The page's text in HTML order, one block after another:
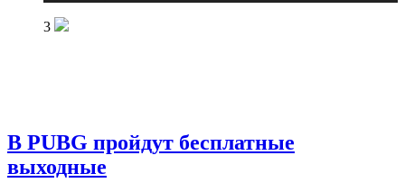
3
В PUBG пройдут бесплатные
выходные